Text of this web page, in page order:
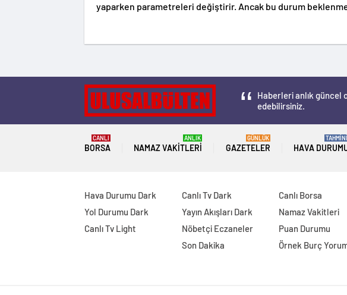
yaparken parametreleri değiştirir. Ancak bu durum
Haberleri anlık
edebilirsiniz.
BORSA
CANLI
NAMAZ VAKITLERI
ANLIK
GAZETELER
GÜNLÜK
HAVA
TAHMİNİ
Hava Durumu Dark
Yol Durumu Dark
Canlı Tv Light
Canlı Tv Dark
Yayın Akışları Dark
Nöbetçi Eczaneler
Son Dakika
Canlı Borsa
Namaz Vakitleri
Puan Durumu
Örnek Burç